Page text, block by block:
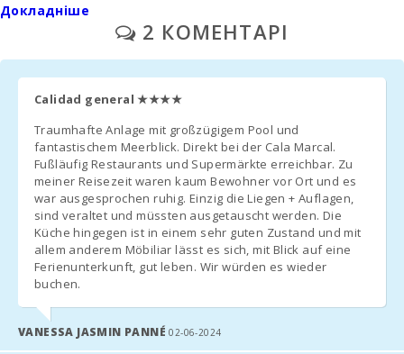
Пляж Кала
Пляж Кала Са
Нау (км):
Мондраго (км):
Пляж Кала
Тропикана (км):
Пляж Порто-
Ново (км):
Пляж Кала
Мурада (км):
Пляж S´Arenal
Порто Колом
Прибирання після виїзду → 160 € (якщо зазначено під час
бронювання). Паркування (вуличне або гаражне)
включено без бронювання.
Безкоштовне дитяче ліжечко та стільчик – за запитом. Друге
ліжечко → 10 €/день. Додаткове ліжко (за можливості)
→ 38 €/день.
комісія: 6.3%
За 15 днів до приїзду зв’яжіться з агенцією, щоб повідомити
орієнтовний час прибуття (номер рейсу або порома) і
домовитися про отримання ключів. Після прибуття надішліть
Докладніше
2 КОМЕНТАРІ
Calidad general★★★★
Traumhafte Anlage mit großzügigem Pool und
fantastischem Meerblick. Direkt bei der Cala Marcal.
Fußläufig Restaurants und Supermärkte erreichbar. Zu
meiner Reisezeit waren kaum Bewohner vor Ort und es
war ausgesprochen ruhig. Einzig die Liegen + Auflagen,
sind veraltet und müssten ausgetauscht werden. Die
Küche hingegen ist in einem sehr guten Zustand und mit
allem anderem Möbiliar lässt es sich, mit Blick auf eine
Ferienunterkunft, gut leben. Wir würden es wieder
buchen.
VANESSA JASMIN PANNÉ02-06-2024